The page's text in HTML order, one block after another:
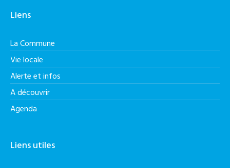
Liens
La Commune
Vie locale
Alerte et infos
A découvrir
Agenda
Liens utiles